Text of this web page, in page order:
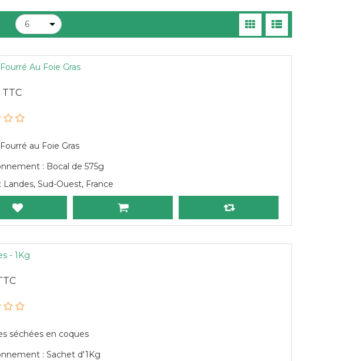
Au Foie Gras
au Foie Gras
: Bocal de 575g
Landes, Sud-Ouest, France
- 1Kg
séchées en coques
: Sachet d'1Kg